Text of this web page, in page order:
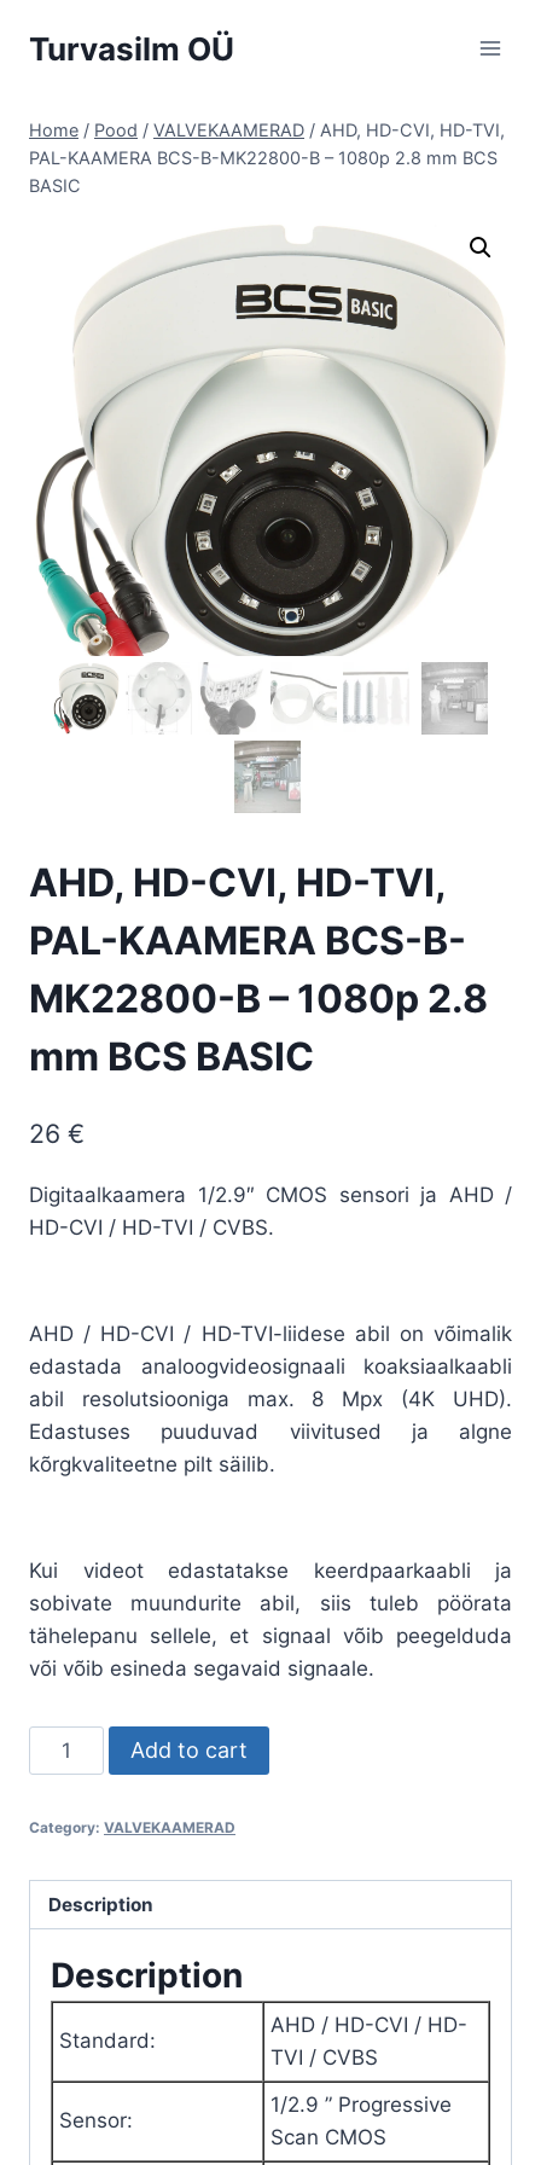
Turvasilm OÜ
Home / Pood / VALVEKAAMERAD / AHD, HD-CVI, HD-TVI,
PAL-KAAMERA BCS-B-MK22800-B – 1080p 2.8 mm BCS
BASIC
AHD, HD-CVI, HD-TVI,
PAL-KAAMERA BCS-B-
MK22800-B – 1080p 2.8
mm BCS BASIC
26 €
Digitaalkaamera 1/2.9″ CMOS sensori ja AHD /
HD-CVI / HD-TVI / CVBS.
AHD / HD-CVI / HD-TVI-liidese abil on võimalik
edastada analoogvideosignaali koaksiaalkaabli
abil resolutsiooniga max. 8 Mpx (4K UHD).
Edastuses puuduvad viivitused ja algne
kõrgkvaliteetne pilt säilib.
Kui videot edastatakse keerdpaarkaabli ja
sobivate muundurite abil, siis tuleb pöörata
tähelepanu sellele, et signaal võib peegelduda
või võib esineda segavaid signaale.
AHD,
HD-
HD-
PAL-
KAAMERA
BCS-
MK22800-
1080p
Add to cart
Category: VALVEKAAMERAD
Description
Description
Standard:
AHD / HD-CVI / HD-
TVI / CVBS
Sensor:
1/2.9 ” Progressive
Scan CMOS